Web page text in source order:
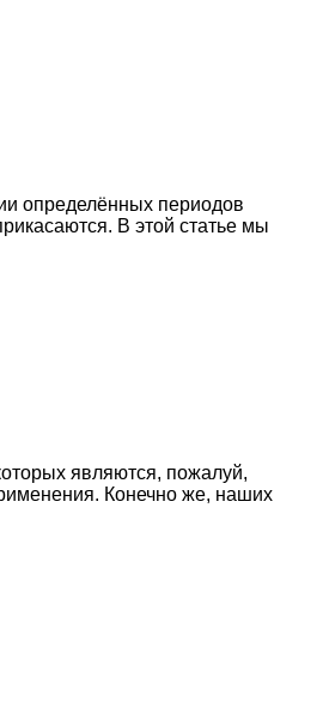
определённых периодов
В этой статье мы
являются, пожалуй,
Конечно же, наших